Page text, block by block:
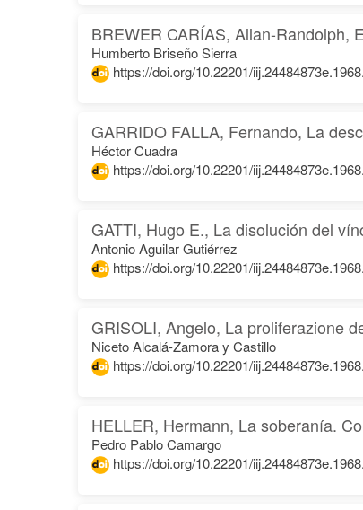
BREWER CARÍAS, Allan-Randolph,
Humberto Briseño Sierra
https://doi.org/10.22201/
GARRIDO FALLA, Fernando, La
Héctor Cuadra
https://doi.org/10.22201/
GATTI, Hugo E., La disolución del
Antonio Aguilar Gutiérrez
https://doi.org/10.22201/
GRISOLI, Angelo, La proliferazione
Niceto Alcalá-Zamora y Castillo
https://doi.org/10.22201/
HELLER, Hermann, La soberanía.
Pedro Pablo Camargo
https://doi.org/10.22201/